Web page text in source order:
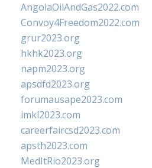
AngolaOilAndGas2022.com
Convoy4Freedom2022.com
grur2023.org
hkhk2023.org
napm2023.org
apsdfd2023.org
forumausape2023.com
imkl2023.com
careerfaircsd2023.com
apsth2023.com
MedItRio2023.org